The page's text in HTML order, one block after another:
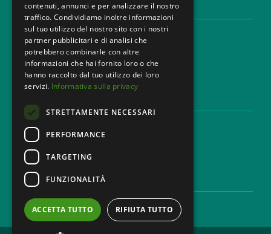
AREE LEGALI
Aree di Competenza
Settori
Studio legale
Contatti
Lavora con noi
contenuti, annunci e per analizzare il nostro
traffico. Condividiamo inoltre informazioni
sul tuo utilizzo del nostro sito con i nostri
partner pubblicitari e di analisi che
potrebbero combinarle con altre
informazioni che hai fornito loro o che
hanno raccolto dal tuo utilizzo dei loro
servizi. Informativa sulla privacy
STRETTAMENTE NECESSARI
PERFORMANCE
TARGETING
FUNZIONALITÀ
ACCETTA TUTTO RIFIUTA TUTTO